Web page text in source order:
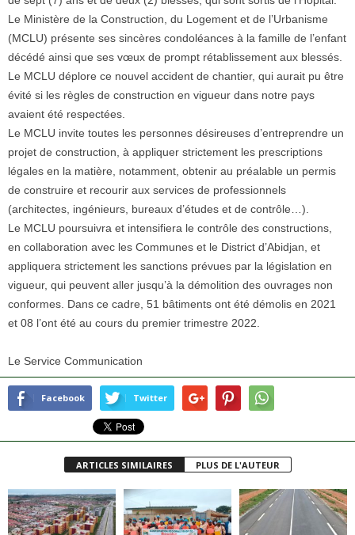
Le Ministère de la Construction, du Logement et de l’Urbanisme
(MCLU) présente ses sincères condoléances à la famille de l’enfant
décédé ainsi que ses vœux de prompt rétablissement aux blessés.
Le MCLU déplore ce nouvel accident de chantier, qui aurait pu être
évité si les règles de construction en vigueur dans notre pays
avaient été respectées.
Le MCLU invite toutes les personnes désireuses d’entreprendre un
projet de construction, à appliquer strictement les prescriptions
légales en la matière, notamment, obtenir au préalable un permis
de construire et recourir aux services de professionnels
(architectes, ingénieurs, bureaux d’études et de contrôle…).
Le MCLU poursuivra et intensifiera le contrôle des constructions,
en collaboration avec les Communes et le District d’Abidjan, et
appliquera strictement les sanctions prévues par la législation en
vigueur, qui peuvent aller jusqu’à la démolition des ouvrages non
conformes. Dans ce cadre, 51 bâtiments ont été démolis en 2021
et 08 l’ont été au cours du premier trimestre 2022.
Le Service Communication
Facebook Twitter
ARTICLES SIMILAIRES PLUS DE L'AUTEUR